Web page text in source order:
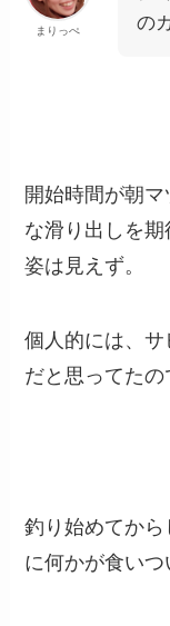
まりっぺ
の
開始時間が朝
な滑り出しを
姿は見えず。
個人的には、
だと思ってたの
釣り始めてから
に何かが食いつ